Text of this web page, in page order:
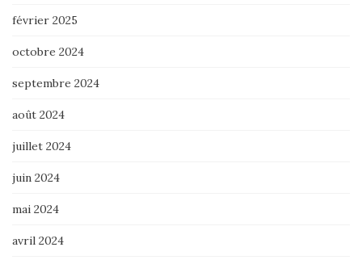
février 2025
octobre 2024
septembre 2024
août 2024
juillet 2024
juin 2024
mai 2024
avril 2024